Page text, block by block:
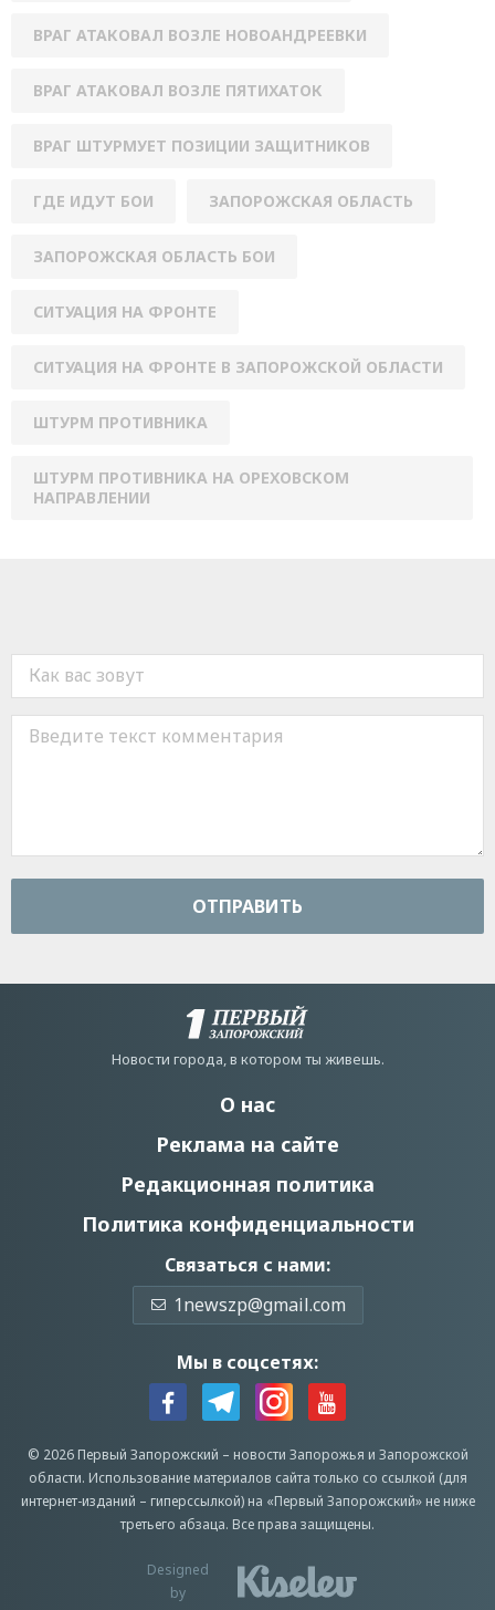
ВРАГ АТАКОВАЛ ВОЗЛЕ НОВОАНДРЕЕВКИ
ВРАГ АТАКОВАЛ ВОЗЛЕ ПЯТИХАТОК
ВРАГ ШТУРМУЕТ ПОЗИЦИИ ЗАЩИТНИКОВ
ГДЕ ИДУТ БОИ ЗАПОРОЖСКАЯ ОБЛАСТЬ
ЗАПОРОЖСКАЯ ОБЛАСТЬ БОИ
СИТУАЦИЯ НА ФРОНТЕ
СИТУАЦИЯ НА ФРОНТЕ В ЗАПОРОЖСКОЙ ОБЛАСТИ
ШТУРМ ПРОТИВНИКА
ШТУРМ ПРОТИВНИКА НА ОРЕХОВСКОМ
НАПРАВЛЕНИИ
ОТПРАВИТЬ
Новости города, в котором ты живешь.
О нас
Реклама на сайте
Редакционная политика
Политика конфиденциальности
Связаться с нами:
1newszp@gmail.com
Мы в соцсетях:
© 2026 Первый Запорожский – новости Запорожья и Запорожской
области. Использование материалов сайта только со ссылкой (для
интернет-изданий – гиперссылкой) на «Первый Запорожский» не ниже
третьего абзаца. Все права защищены.
Designed
by